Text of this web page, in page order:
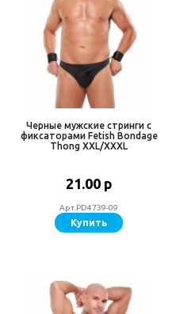
Черные мужские стринги с
фиксаторами Fetish Bondage
Thong XXL/XXXL
21.00 р
Арт.PD4739-09
Купить